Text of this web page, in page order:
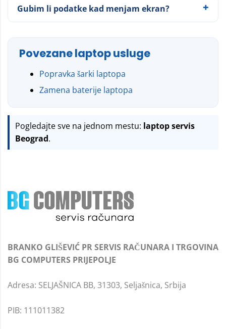
Gubim li podatke kad menjam ekran?
Povezane laptop usluge
Popravka šarki laptopa
Zamena baterije laptopa
Pogledajte sve na jednom mestu: laptop servis
Beograd.
BRANKO GLIŠEVIĆ PR SERVIS RAČUNARA I TRGOVINA
BG COMPUTERS PRIJEPOLJE
Adresa: SELJAŠNICA BB, 31303, Seljašnica, Srbija
PIB: 111011382